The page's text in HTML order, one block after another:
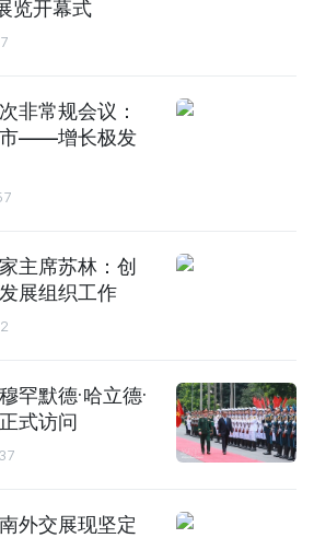
览开幕式
非常规会议：
市——增长极发
主席苏林：创
展组织工作
罕默德·哈立德·
式访问
外交展现坚定